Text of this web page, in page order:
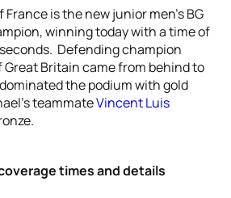
France is the new junior men’s BG
winning today with a time of
Defending champion
Great Britain came from behind to
the podium with gold
teammateVincent Luis
times and details